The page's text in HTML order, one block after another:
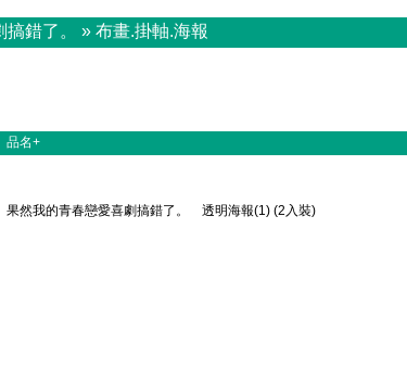
錯了。 » 布畫.掛軸.海報
品名+
果然我的青春戀愛喜劇搞錯了。 透明海報(1) (2入裝)